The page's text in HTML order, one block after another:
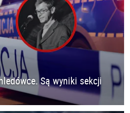
Są wyniki sekcji